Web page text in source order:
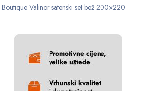
Boutique Valinor satenski set bež 200×220